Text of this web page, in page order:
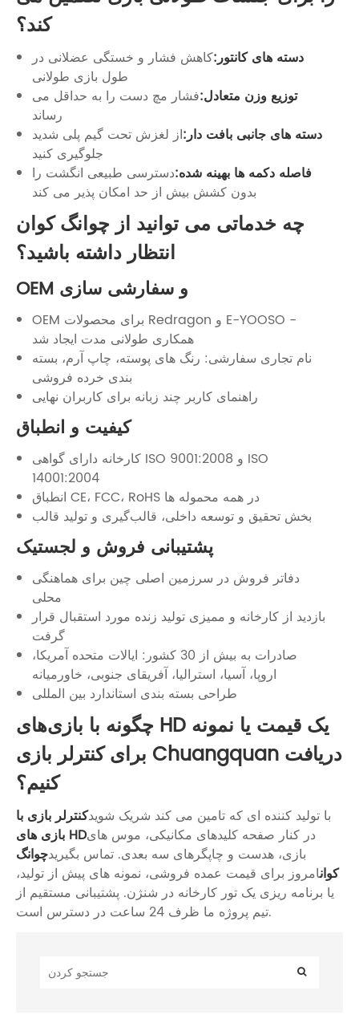
کند؟
دسته های کانتور:کاهش فشار و خستگی عضلانی در
طول بازی طولانی
توزیع وزن متعادل:فشار مچ دست را به حداقل می
رساند
دسته های جانبی بافت دار:از لغزش تحت گیم پلی شدید
جلوگیری کنید
فاصله دکمه ها بهینه شده:دسترسی طبیعی انگشت را
بدون کشش بیش از حد امکان پذیر می کند
چه خدماتی می توانید از چوانگ کوان
انتظار داشته باشید؟
OEM و سفارشی سازی
OEM برای محصولات Redragon و E-YOOSO -
همکاری طولانی مدت ایجاد شد
نام تجاری سفارشی: رنگ های پوسته، چاپ آرم، بسته
بندی خرده فروشی
راهنمای کاربر چند زبانه برای کاربران نهایی
کیفیت و انطباق
کارخانه دارای گواهی ISO 9001:2008 و ISO
14001:2004
انطباق CE، FCC، RoHS در همه محموله ها
بخش تحقیق و توسعه داخلی، قالب‌گیری و تولید قالب
پشتیبانی فروش و لجستیک
دفاتر فروش در سرزمین اصلی چین برای هماهنگی
محلی
بازدید از کارخانه و ممیزی تولید زنده مورد استقبال قرار
گرفت
صادرات به بیش از 30 کشور: ایالات متحده آمریکا،
اروپا، آسیا، استرالیا، آفریقای جنوبی، خاورمیانه
طراحی بسته بندی استاندارد بین المللی
چگونه با بازی‌های HD یک قیمت یا نمونه
برای کنترلر بازی Chuangquan دریافت
کنیم؟
با تولید کننده ای که تامین می کند شریک شویدکنترلر بازی با
بازی های HDدر کنار صفحه کلیدهای مکانیکی، موس های
بازی، هدست و چاپگرهای سه بعدی. تماس بگیریدچوانگ
کوانامروز برای قیمت عمده فروشی، نمونه های پیش از تولید،
یا برنامه ریزی یک تور کارخانه در شنژن. پشتیبانی مستقیم از
تیم پروژه ما ظرف 24 ساعت در دسترس است.